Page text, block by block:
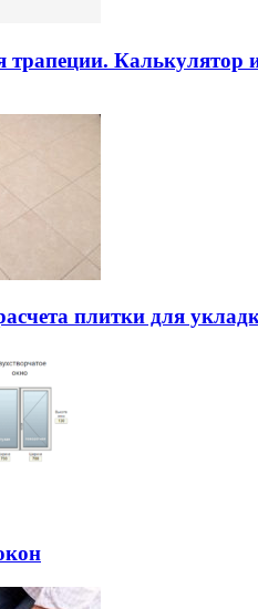
трапеции.
плитки для